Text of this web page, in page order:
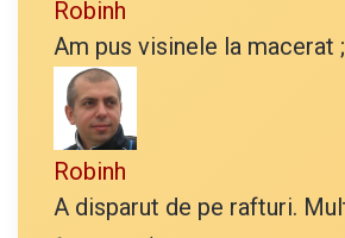
Robinh
Am pus visinele la macerat
Robinh
A disparut de pe rafturi.